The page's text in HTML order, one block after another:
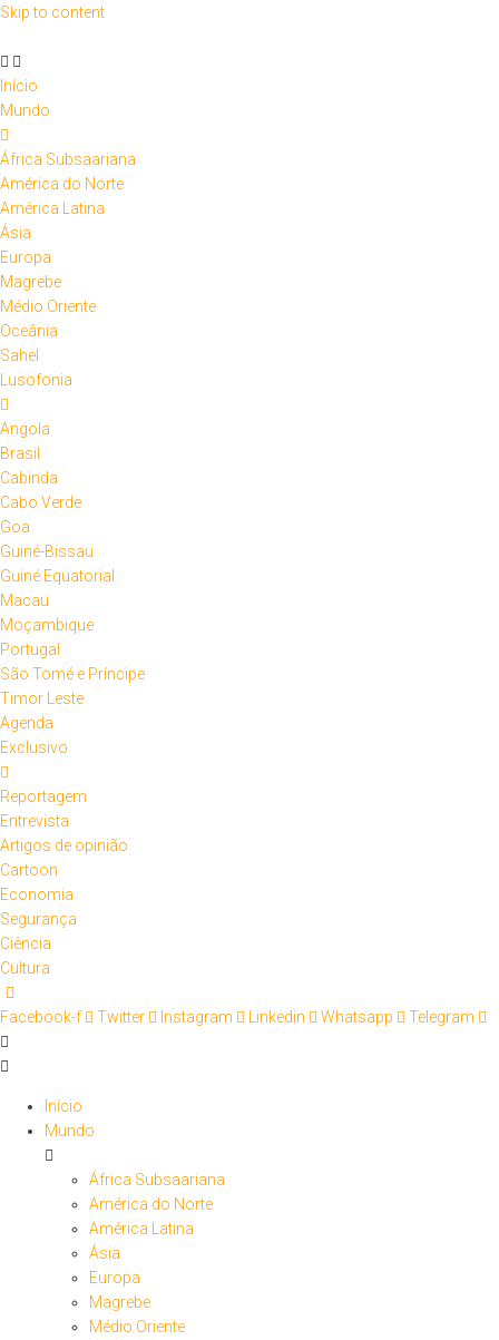
Skip to content
Início
Mundo
África Subsaariana
América do Norte
América Latina
Ásia
Europa
Magrebe
Médio Oriente
Oceânia
Sahel
Lusofonia
Angola
Brasil
Cabinda
Cabo Verde
Goa
Guiné-Bissau
Guiné Equatorial
Macau
Moçambique
Portugal
São Tomé e Príncipe
Timor Leste
Agenda
Exclusivo
Reportagem
Entrevista
Artigos de opinião
Cartoon
Economia
Segurança
Ciência
Cultura
Facebook-f Twitter Instagram Linkedin Whatsapp Telegram
Início
Mundo
África Subsaariana
América do Norte
América Latina
Ásia
Europa
Magrebe
Médio Oriente